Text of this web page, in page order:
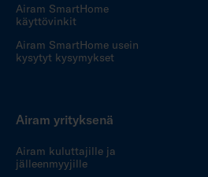
Airam SmartHome
käyttövinkit
Airam SmartHome usein
kysytyt kysymykset
Airam yrityksenä
Airam kuluttajille ja
jälleenmyyjille